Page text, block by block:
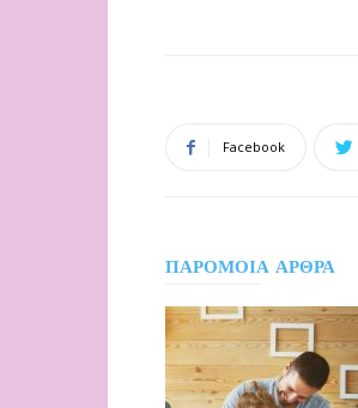
Facebook
ΠΑΡΟΜΟΙΑ ΑΡΘΡΑ